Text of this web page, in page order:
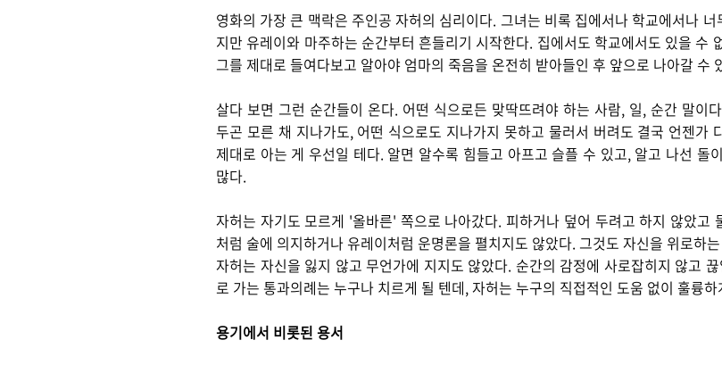
영화의 가장 큰 맥락은 주인공 자허의 심리이다. 그녀는 비록 집에서나 학교에서나
지만 유레이와 마주하는 순간부터 흔들리기 시작한다. 집에서도 학교에서도 있을 수
그를 제대로 들여다보고 알아야 엄마의 죽음을 온전히 받아들인 후 앞으로 나아갈 수
살다 보면 그런 순간들이 온다. 어떤 식으로든 맞딱뜨려야 하는 사람, 일, 순간 말이
두곤 모른 채 지나가도, 어떤 식으로도 지나가지 못하고 물러서 버려도 결국 언젠가
제대로 아는 게 우선일 테다. 알면 알수록 힘들고 아프고 슬플 수 있고, 알고 나선 돌
많다.
자허는 자기도 모르게 '올바른' 쪽으로 나아갔다. 피하거나 덮어 두려고 하지 않았고
처럼 술에 의지하거나 유레이처럼 운명론을 펼치지도 않았다. 그것도 자신을 위로하
자허는 자신을 잃지 않고 무언가에 지지도 않았다. 순간의 감정에 사로잡히지 않고
로 가는 통과의례는 누구나 치르게 될 텐데, 자허는 누구의 직접적인 도움 없이 훌륭
용기에서 비롯된 용서